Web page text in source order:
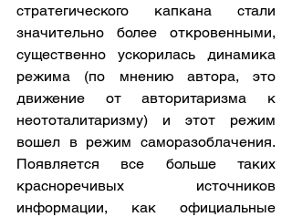
стратегического капкана стали
значительно более откровенными,
существенно ускорилась динамика
режима (по мнению автора, это
движение от авторитаризма к
неототалитаризму) и этот режим
вошел в режим саморазоблачения.
Появляется все больше таких
красноречивых источников
информации, как официальные